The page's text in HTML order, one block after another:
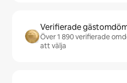
Verifierade
Över 1 890 verifierade
att välja